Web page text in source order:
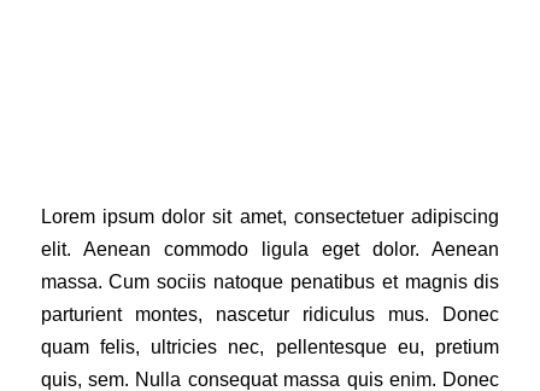
Lorem ipsum dolor sit amet, consectetuer adipiscing
elit. Aenean commodo ligula eget dolor. Aenean
massa. Cum sociis natoque penatibus et magnis dis
parturient montes, nascetur ridiculus mus. Donec
quam felis, ultricies nec, pellentesque eu, pretium
quis, sem. Nulla consequat massa quis enim. Donec